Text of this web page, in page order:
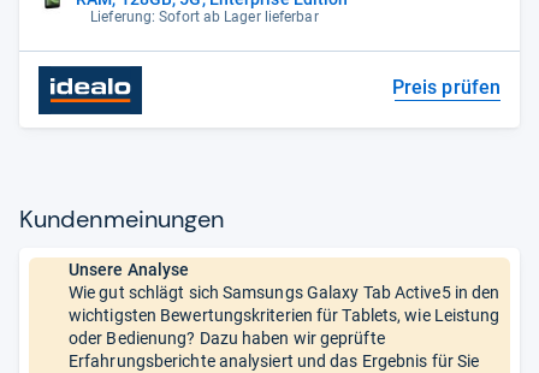
Lieferung: Sofort ab Lager lieferbar
Preis prüfen
Kun­den­mei­nun­gen
Unsere Analyse
Wie gut schlägt sich Samsungs Galaxy Tab Active5 in den
wichtigsten Bewertungskriterien für Tablets, wie Leistung
oder Bedienung? Dazu haben wir geprüfte
Erfahrungsberichte analysiert und das Ergebnis für Sie